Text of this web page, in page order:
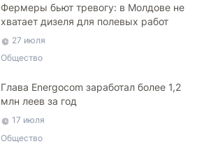
Фермеры бьют тревогу: в Молдове не
хватает дизеля для полевых работ
27 июля
Общество
Глава Energocom заработал более 1,2
млн леев за год
17 июля
Общество